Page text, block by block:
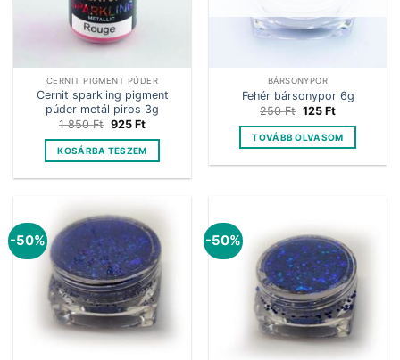
CERNIT PIGMENT PÚDER
Cernit sparkling pigment
púder metál piros 3g
1 850Ft Original
was:
1
850 Ft.
925 FtCurrent
is:
925 Ft.
KOSÁRBA TESZEM
BÁRSONYPOR
Fehér bársonypor 6g
250Ft Original
was:
250 Ft.
125 FtCurrent
is:
125 Ft.
TOVÁBB OLVASOM
-50% -50%